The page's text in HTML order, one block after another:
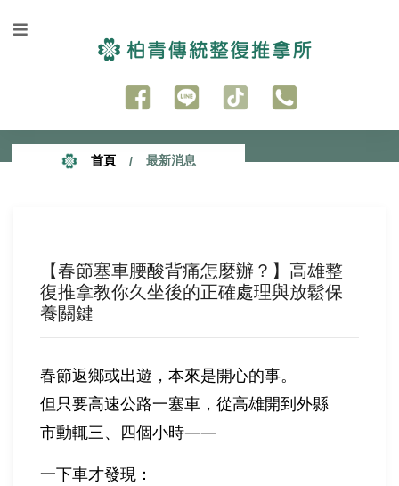
首頁 最新消息
【春節塞車腰酸背痛怎麼辦？】高雄整
復推拿教你久坐後的正確處理與放鬆保
養關鍵
春節返鄉或出遊，本來是開心的事。
但只要高速公路一塞車，從高雄開到外縣
市動輒三、四個小時——
一下車才發現：